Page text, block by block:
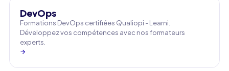
DevOps
Formations DevOps certifiées Qualiopi - Learni.
Développez vos compétences avec nos formateurs
experts.
→